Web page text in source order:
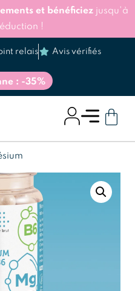
et bénéficiez jusqu'à
!
relais Avis vérifiés
: -35%